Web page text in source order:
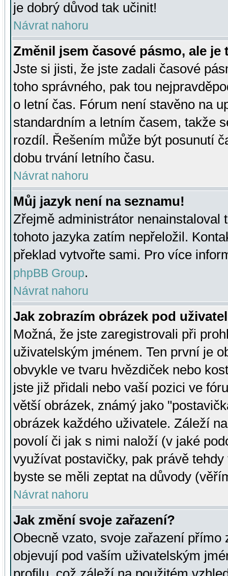
je dobrý důvod tak učinit!
Návrat nahoru
Změnil jsem časové pásmo, ale je
Jste si jisti, že jste zadali časové
toho správného, pak tou
o letní čas. Fórum není stavěno na
standardním a letním časem, takže
rozdíl. Řešením může být posunutí
dobu trvání letního času.
Návrat nahoru
Můj jazyk není na seznamu!
Zřejmě administrátor nenainstaloval
tohoto jazyka zatím nepřeložil.
překlad vytvořte sami. Pro více
phpBB Group.
Návrat nahoru
Jak zobrazím obrázek pod
Možná, že jste zaregistrovali při
uživatelským jménem. Ten první je
obvykle ve tvaru hvězdiček nebo
jste již přidali nebo vaší pozici ve
větší obrázek, známý jako
obrázek každého uživatele. Záleží
povolí či jak s nimi naloží (v jaké
využívat postavičky, pak právě
byste se měli zeptat na důvody
Návrat nahoru
Jak změní svoje zařazení?
Obecně vzato, svoje zařazení přímo
objevují pod vaším uživatelským